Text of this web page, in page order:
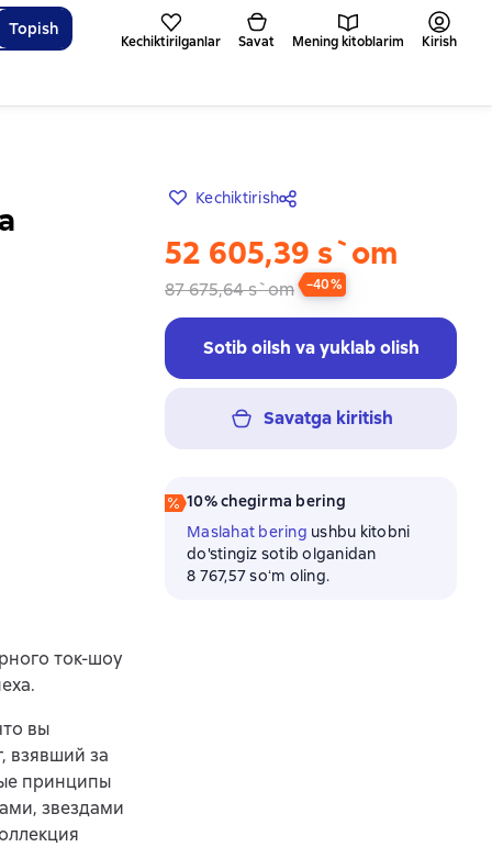
Topish
Kechiktirilganlar Savat Mening kitoblarim Kirish
Kechiktirish
52 605,39 s`om
87 675,64 s`om −40%
Sotib oilsh va yuklab olish
Savatga kiritish
10% chegirma bering
Maslahat bering ushbu kitobni
do'stingiz sotib olganidan
8 767,57 soʻm oling.
ток-шоу
вы
взявший за
принципы
звездами